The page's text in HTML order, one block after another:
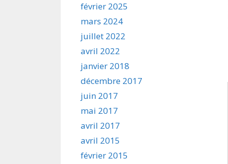
février 2025
mars 2024
juillet 2022
avril 2022
janvier 2018
décembre 2017
juin 2017
mai 2017
avril 2017
avril 2015
février 2015